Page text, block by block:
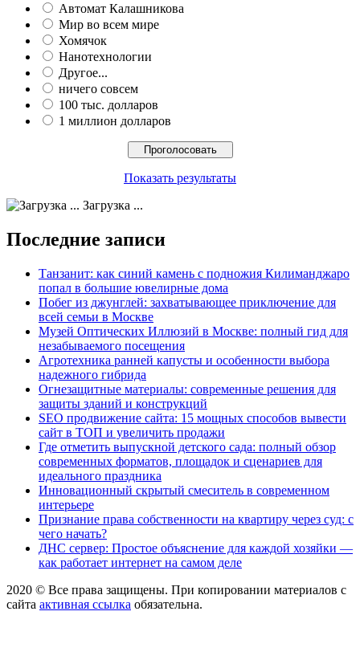
Автомат Калашникова
Мир во всем мире
Хомячок
Нанотехнологии
Другое...
ничего совсем
100 тыс. долларов
1 миллион долларов
Показать результаты
Загрузка ...
Последние записи
Танзанит: как синий камень с подножия Килиманджаро
попал в большие ювелирные дома
Побег из джунглей: захватывающее приключение для
всей семьи в Москве
Музей Оптических Иллюзий в Москве: полный гид для
незабываемого посещения
Агротехника ранней капусты и особенности выбора
надежного гибрида
Огнезащитные материалы: современные решения для
защиты зданий и конструкций
SEO продвижение сайта: 15 мощных способов вывести
сайт в ТОП и увеличить продажи
Где отметить выпускной детского сада: полный обзор
современных форматов, площадок и сценариев для
идеального праздника
Инновационный скрытый смеситель в современном
интерьере
Признание права собственности на квартиру через суд: с
чего начать?
ДНС сервер: Простое объяснение для каждой хозяйки —
как работает интернет на самом деле
2020 © Все права защищены. При копировании материалов с
сайта активная ссылка обязательна.